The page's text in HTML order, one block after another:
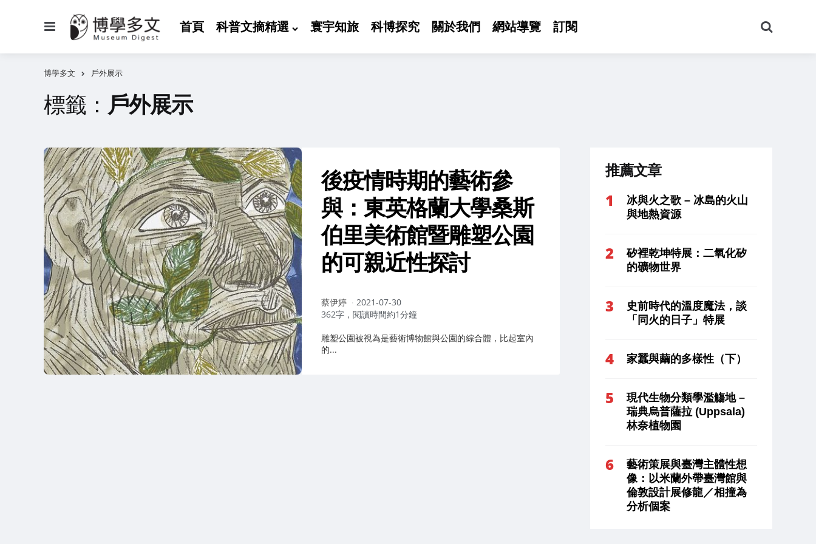
首頁 科普文摘精選 寰宇知旅 科博探究 關於我們 網站導覽 訂閱
尋
博學多文 戶外展示
標籤： 戶外展示
後疫情時期的藝術參
與：東英格蘭大學桑斯
伯里美術館暨雕塑公園
的可親近性探討
作
者：
蔡伊婷
2021-07-30
362字，閱讀時間約1分鐘
雕塑公園被視為是藝術博物館與公園的綜合體，比起室內
的...
推薦文章
冰與火之歌 – 冰島的火山
與地熱資源
矽裡乾坤特展：二氧化矽
的礦物世界
史前時代的溫度魔法，談
「同火的日子」特展
家蠶與繭的多樣性（下）
現代生物分類學濫觴地 –
瑞典烏普薩拉 (Uppsala)
林奈植物園
藝術策展與臺灣主體性想
像：以米蘭外帶臺灣館與
倫敦設計展修龍／相撞為
分析個案